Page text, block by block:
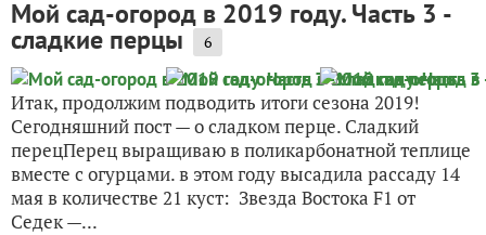
Мой сад-огород в 2019 году. Часть 3 -
сладкие перцы 6
Итак, продолжим подводить итоги сезона 2019!
Сегодняшний пост — о сладком перце. Сладкий
перецПерец выращиваю в поликарбонатной теплице
вместе с огурцами. в этом году высадила рассаду 14
мая в количестве 21 куст: Звезда Востока F1 от
Седек —...